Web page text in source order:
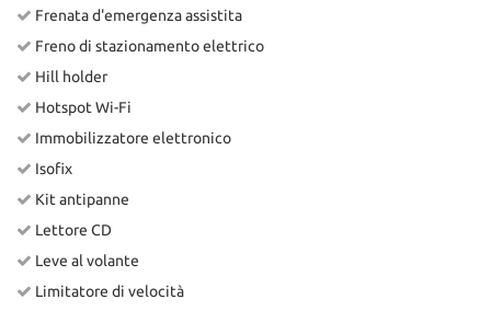
Frenata d'emergenza assistita
Freno di stazionamento elettrico
Hill holder
Hotspot Wi-Fi
Immobilizzatore elettronico
Isofix
Kit antipanne
Lettore CD
Leve al volante
Limitatore di velocità